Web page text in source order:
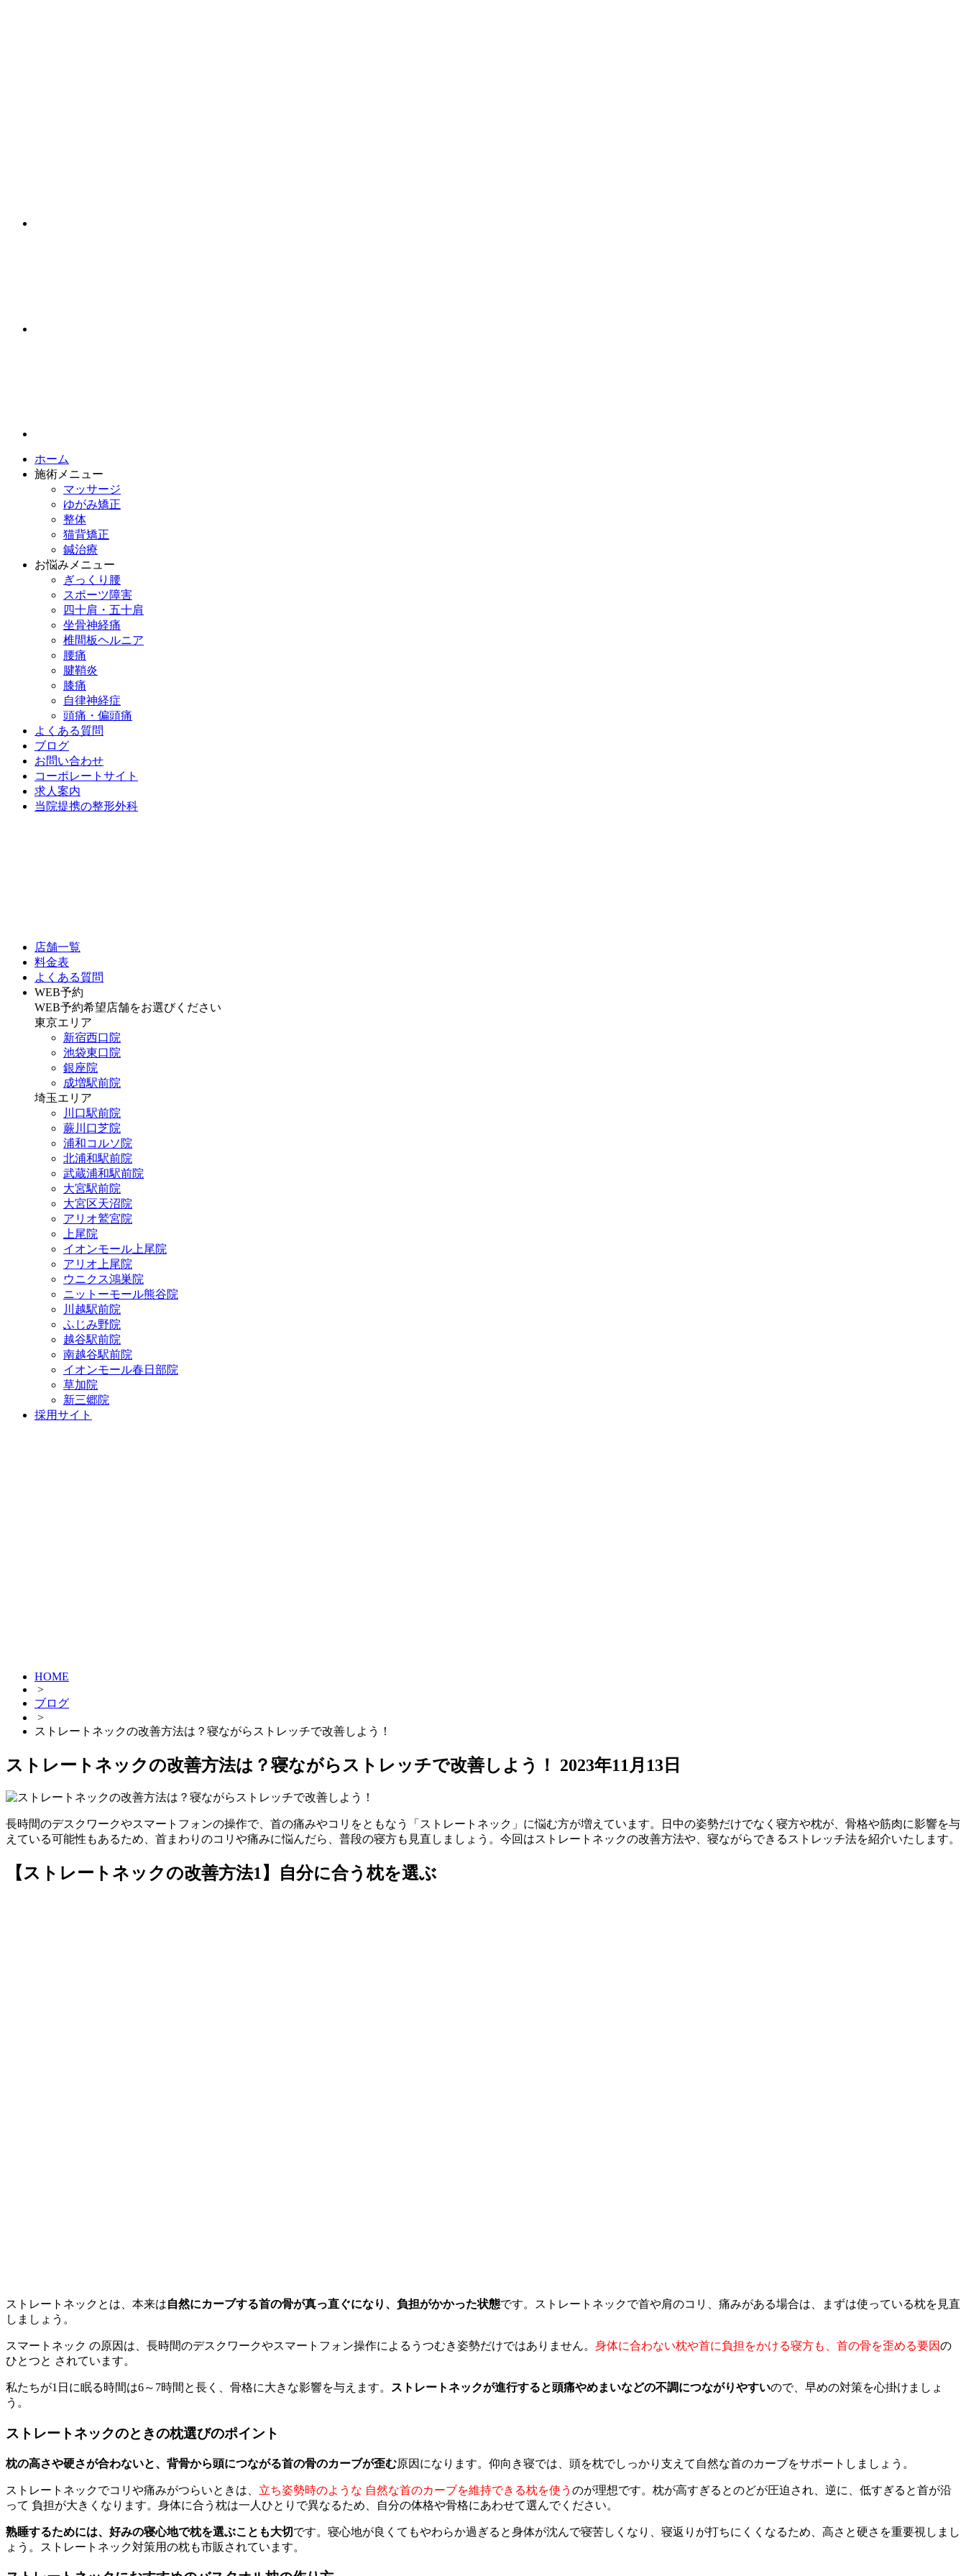
ホーム
施術メニュー
マッサージ
ゆがみ矯正
整体
猫背矯正
鍼治療
お悩みメニュー
ぎっくり腰
スポーツ障害
四十肩・五十肩
坐骨神経痛
椎間板ヘルニア
腰痛
腱鞘炎
膝痛
自律神経症
頭痛・偏頭痛
よくある質問
ブログ
お問い合わせ
コーポレートサイト
求人案内
当院提携の整形外科
店舗一覧
料金表
よくある質問
WEB予約
WEB予約希望店舗をお選びください
東京エリア
新宿西口院
池袋東口院
銀座院
成増駅前院
埼玉エリア
川口駅前院
蕨川口芝院
浦和コルソ院
北浦和駅前院
武蔵浦和駅前院
大宮駅前院
大宮区天沼院
アリオ鷲宮院
上尾院
イオンモール上尾院
アリオ上尾院
ウニクス鴻巣院
ニットーモール熊谷院
川越駅前院
ふじみ野院
越谷駅前院
南越谷駅前院
イオンモール春日部院
草加院
新三郷院
採用サイト
HOME
>
ブログ
>
ストレートネックの改善方法は？寝ながらストレッチで改善しよう！
ストレートネックの改善方法は？寝ながらストレッチで改善しよう！ 2023年11月13日
長時間のデスクワークやスマートフォンの操作で、首の痛みやコリをともなう「ストレートネック」に悩む方が増えています。日中の姿勢だけでなく寝方や枕が、骨格や筋肉に影響を与
えている可能性もあるため、首まわりのコリや痛みに悩んだら、普段の寝方も見直しましょう。今回はストレートネックの改善方法や、寝ながらできるストレッチ法を紹介いたします。
【ストレートネックの改善方法1】自分に合う枕を選ぶ
ストレートネックとは、本来は自然にカーブする首の骨が真っ直ぐになり、負担がかかった状態です。ストレートネックで首や肩のコリ、痛みがある場合は、まずは使っている枕を見直
しましょう。
スマートネック の原因は、長時間のデスクワークやスマートフォン操作によるうつむき姿勢だけではありません。 身体に合わない枕や首に負担をかける寝方も、首の骨を歪める要因の
ひとつと されています。
私たちが1日に眠る時間は6～7時間と長く、骨格に大きな影響を与えます。 ストレートネックが進行すると頭痛やめまいなどの不調につながりやすいので、早めの対策を心掛けましょ
う。
ストレートネックのときの枕選びのポイント
枕の高さや硬さが合わないと、背骨から頭につながる首の骨のカーブが歪む原因になります。仰向き寝では、頭を枕でしっかり支えて自然な首のカーブをサポートしましょう。
ストレートネックでコリや痛みがつらいときは、 立ち姿勢時のような 自然な首のカーブを維持できる枕を使う のが理想です。枕が高すぎるとのどが圧迫され、逆に、低すぎると首が沿
って 負担が大きくなります。身体に合う枕は一人ひとりで異なるため、自分の体格や骨格にあわせて選んでください。
熟睡するためには、好みの寝心地で枕を選ぶことも大切です。寝心地が良くてもやわらか過ぎると身体が沈んで寝苦しくなり、寝返りが打ちにくくなるため、高さと硬さを重要視しまし
ょう。ストレートネック対策用の枕も市販されています。